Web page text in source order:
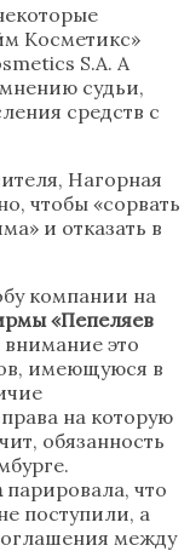
Косметикс»
S.A. А
судьи,
средств с
Нагорная
чтобы «сорвать
и отказать в
компании на
«Пепеляев
это
имеющуюся в
на которую
обязанность
парировала, что
поступили, а
между